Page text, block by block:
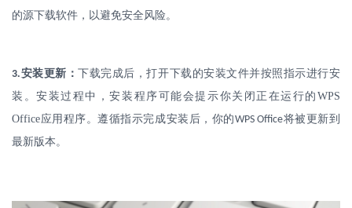
的源下载软件，以避免安全风险。
3.安装更新：下载完成后，打开下载的安装文件并按照指示进行安
装。安装过程中，安装程序可能会提示你关闭正在运行的 WPS
Office应用程序。遵循指示完成安装后，你的WPS Office将被更新到
最新版本。